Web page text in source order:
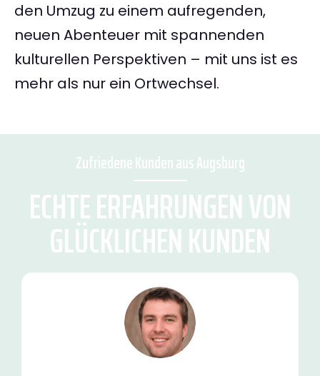
den Umzug zu einem aufregenden,
neuen Abenteuer mit spannenden
kulturellen Perspektiven – mit uns ist es
mehr als nur ein Ortwechsel.
Zufriedene Kunden aus Augsburg
ECHTE ERFAHRUNGEN VON
GLÜCKLICHEN KUNDEN